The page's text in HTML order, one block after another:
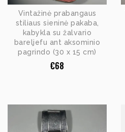
Vintažinė prabangaus
stiliaus sieninė pakaba,
kabykla su žalvario
bareljefu ant aksominio
pagrindo (30 x 15 cm)
€68